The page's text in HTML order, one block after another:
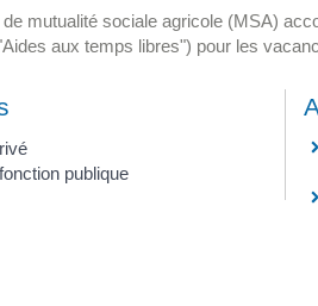
mutualité sociale agricole (MSA)
aux temps libres") pour les
publique